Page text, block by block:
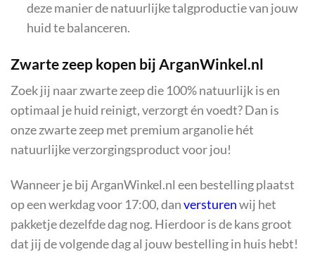
deze manier de natuurlijke talgproductie van jouw
huid te balanceren.
Zwarte zeep kopen bij ArganWinkel.nl
Zoek jij naar zwarte zeep die 100% natuurlijk is en
optimaal je huid reinigt, verzorgt én voedt? Dan is
onze zwarte zeep met premium arganolie hét
natuurlijke verzorgingsproduct voor jou!
Wanneer je bij ArganWinkel.nl een bestelling plaatst
op een werkdag voor 17:00, danversturenwij het
pakketje dezelfde dag nog. Hierdoor is de kans groot
dat jij de volgende dag al jouw bestelling in huis hebt!